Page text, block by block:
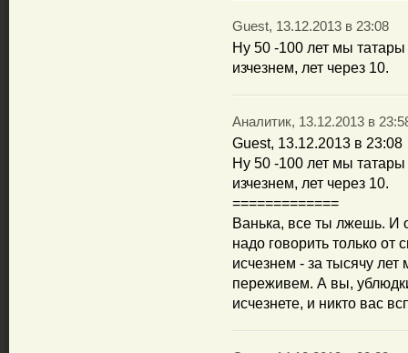
Guest, 13.12.2013 в 23:08
Ну 50 -100 лет мы
изчезнем, лет через 10.
Аналитик, 13.12.2013 в
Guest, 13.12.2013 в 23:08
Ну 50 -100 лет мы
изчезнем, лет через 10.
=============
Ванька, все ты лжешь. И
надо говорить только
исчезнем - за тысячу
переживем. А вы,
исчезнете, и никто вас